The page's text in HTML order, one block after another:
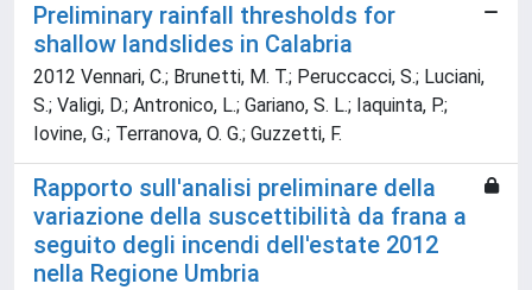
Preliminary rainfall thresholds for
shallow landslides in Calabria
2012 Vennari, C.; Brunetti, M. T.; Peruccacci, S.; Luciani,
S.; Valigi, D.; Antronico, L.; Gariano, S. L.; Iaquinta, P.;
Iovine, G.; Terranova, O. G.; Guzzetti, F.
Rapporto sull'analisi preliminare della
variazione della suscettibilità da frana a
seguito degli incendi dell'estate 2012
nella Regione Umbria